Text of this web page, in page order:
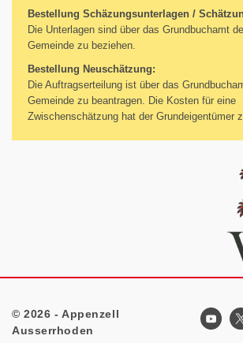
Bestellung Schäzungsunterlagen /
Die Unterlagen sind über das Grundbuchamt
Gemeinde zu beziehen.
Bestellung Neuschätzung:
Die Auftragserteilung ist über das
Gemeinde zu beantragen. Die Kosten für eine
Zwischenschätzung hat der Grundeigentümer
Footer
© 2026 - Appenzell
Ausserrhoden